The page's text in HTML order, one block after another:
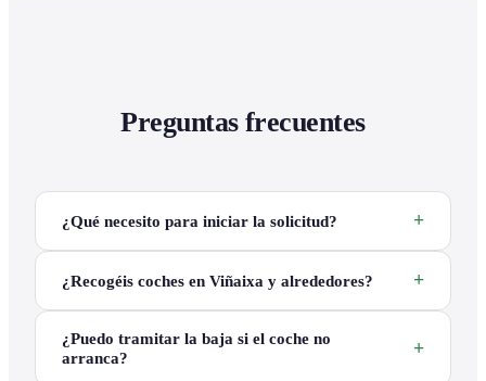
Preguntas frecuentes
¿Qué necesito para iniciar la solicitud?
¿Recogéis coches en Viñaixa y alrededores?
¿Puedo tramitar la baja si el coche no
arranca?